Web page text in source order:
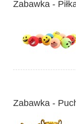
Zabawka -
Zabawka -